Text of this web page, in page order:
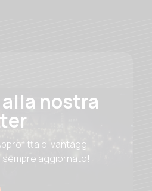
nostra
di vantaggi
sempre aggiornato!